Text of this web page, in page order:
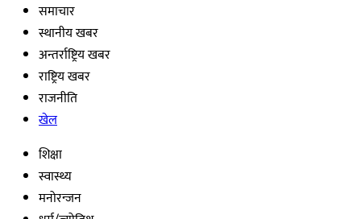
समाचार
स्थानीय खबर
अन्तर्राष्ट्रिय खबर
राष्ट्रिय खबर
राजनीति
खेल
शिक्षा
स्वास्थ्य
मनोरन्जन